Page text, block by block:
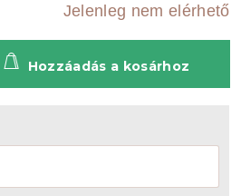
Jelenleg nem elérhető
Hozzáadás a kosárhoz